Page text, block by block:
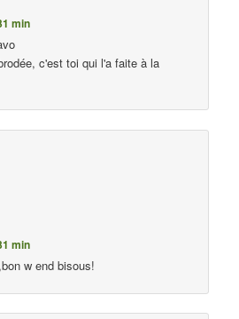
min
c'est toi qui l'a faite à la
min
w end bisous!